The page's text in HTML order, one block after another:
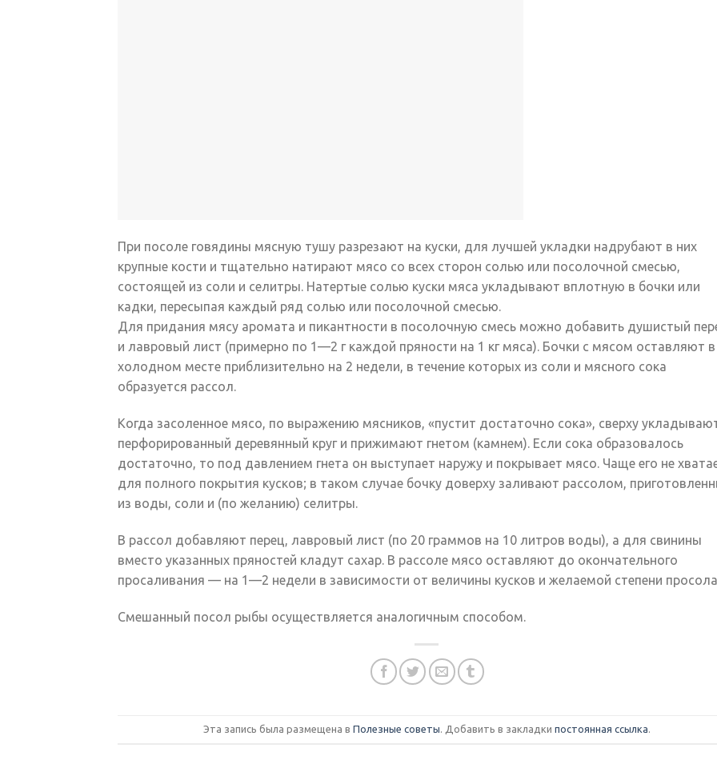
При посоле говядины мясную тушу разрезают на куски, для лучшей укладки надрубают в них
крупные кости и тщательно натирают мясо со всех сторон солью или посолочной смесью,
состоящей из соли и селитры. Натертые солью куски мяса укладывают вплотную в бочки или
кадки, пересыпая каждый ряд солью или посолочной смесью.
Для придания мясу аромата и пикантности в посолочную смесь можно добавить душистый
и лавровый лист (примерно по 1—2 г каждой пряности на 1 кг мяса). Бочки с мясом оставляют в
холодном месте приблизительно на 2 недели, в течение которых из соли и мясного сока
образуется рассол.
Когда засоленное мясо, по выражению мясников, «пустит достаточно сока», сверху
перфорированный деревянный круг и прижимают гнетом (камнем). Если сока образовалось
достаточно, то под давлением гнета он выступает наружу и покрывает мясо. Чаще его не
для полного покрытия кусков; в таком случае бочку доверху заливают рассолом,
из воды, соли и (по желанию) селитры.
В рассол добавляют перец, лавровый лист (по 20 граммов на 10 литров воды), а для свинины
вместо указанных пряностей кладут сахар. В рассоле мясо оставляют до окончательного
просаливания — на 1—2 недели в зависимости от величины кусков и желаемой степени
Смешанный посол рыбы осуществляется аналогичным способом.
Эта запись была размещена в Полезные советы. Добавить в закладки постоянная ссылка.